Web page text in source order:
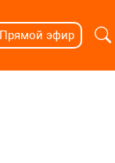
Прямой эфир